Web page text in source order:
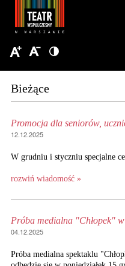
Bieżące
Promocja dla seniorów,
12.12.2025
W grudniu i styczniu specjalne
rozwiń wiadomość »
Próba medialna "Chłopek"
04.12.2025
Próba medialna spektaklu